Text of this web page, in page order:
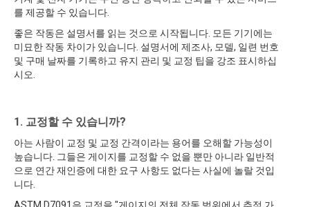
를 제공할 수 있습니다.
좋은 작동은 설명서를 읽는 것으로 시작됩니다. 모든 기기에는
미묘한 작동 차이가 있습니다. 설명서에 제조사, 모델, 일련 번호
및 구매 날짜를 기록하고 유지 관리 및 교정 팁을 강조 표시하십
시오.
1. 교정할 수 있습니까?
아는 사람이 교정 및 교정 간격이라는 용어를 오해할 가능성이
높습니다. 그들은 게이지를 교정할 수 없을 뿐만 아니라 일반적
으로 연간 재인증에 대한 요구 사항도 없다는 사실에 놀랄 것입
니다.